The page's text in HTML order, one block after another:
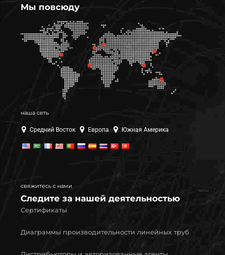
Мы повсюду
наша сеть
Средний Восток Европа Южная Америка
свяжитесь с нами
Следите за нашей деятельностью
Сертификаты
Диаграммы производительности линейных труб